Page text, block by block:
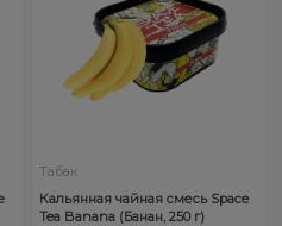
Табак
Кальянная чайная смесь Space
Tea Banana (Банан, 250 г)